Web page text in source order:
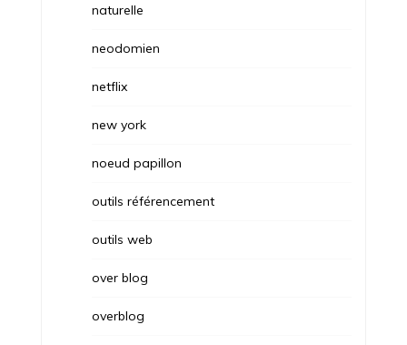
naturelle
neodomien
netflix
new york
noeud papillon
outils référencement
outils web
over blog
overblog